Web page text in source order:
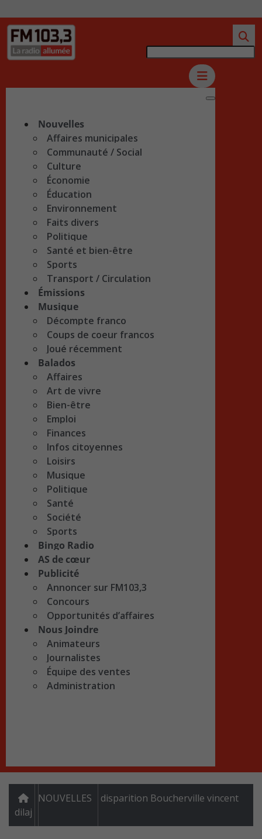
Nouvelles
Affaires municipales
Communauté / Social
Culture
Économie
Éducation
Environnement
Faits divers
Politique
Santé et bien-être
Sports
Transport / Circulation
Émissions
Musique
Décompte franco
Coups de coeur francos
Joué récemment
Balados
Affaires
Art de vivre
Bien-être
Emploi
Finances
Infos citoyennes
Loisirs
Musique
Politique
Santé
Société
Sports
Bingo Radio
AS de cœur
Publicité
Annoncer sur FM103,3
Concours
Opportunités d’affaires
Nous Joindre
Animateurs
Journalistes
Équipe des ventes
Administration
NOUVELLES
disparition Boucherville vincent
dilaj